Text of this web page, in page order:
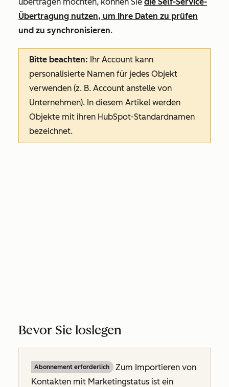
Übertragung nutzen, um Ihre Daten zu prüfen
und zu synchronisieren.
Bitte beachten: Ihr Account kann
personalisierte Namen für jedes Objekt
verwenden (z. B. Account anstelle von
Unternehmen). In diesem Artikel werden
Objekte mit ihren HubSpot-Standardnamen
bezeichnet.
Bevor Sie loslegen
Abonnement erforderlich
Zum Importieren von
Kontakten mit Marketingstatus ist ein